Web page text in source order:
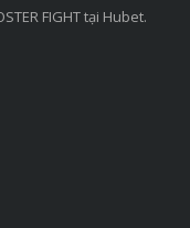
FIGHT tại Hubet.